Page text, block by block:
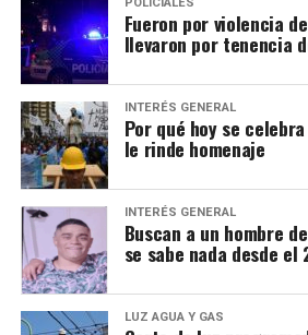
POLICIALES
Fueron por violencia
llevaron por tenencia
INTERÉS GENERAL
Por qué hoy se
le rinde homenaje
INTERÉS GENERAL
Buscan a un hombre
se sabe nada desde el
LUZ AGUA Y GAS